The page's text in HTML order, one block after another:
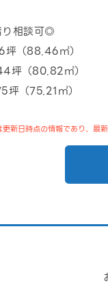
相談可◎
坪（88.46㎡）
坪（80.82㎡）
（75.21㎡）
新日時点の情報であり、最